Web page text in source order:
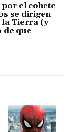
el cohete
se dirigen
la Tierra (y
de que